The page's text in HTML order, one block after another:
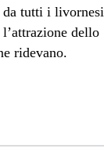
da tutti i livornesi
dello
ridevano.